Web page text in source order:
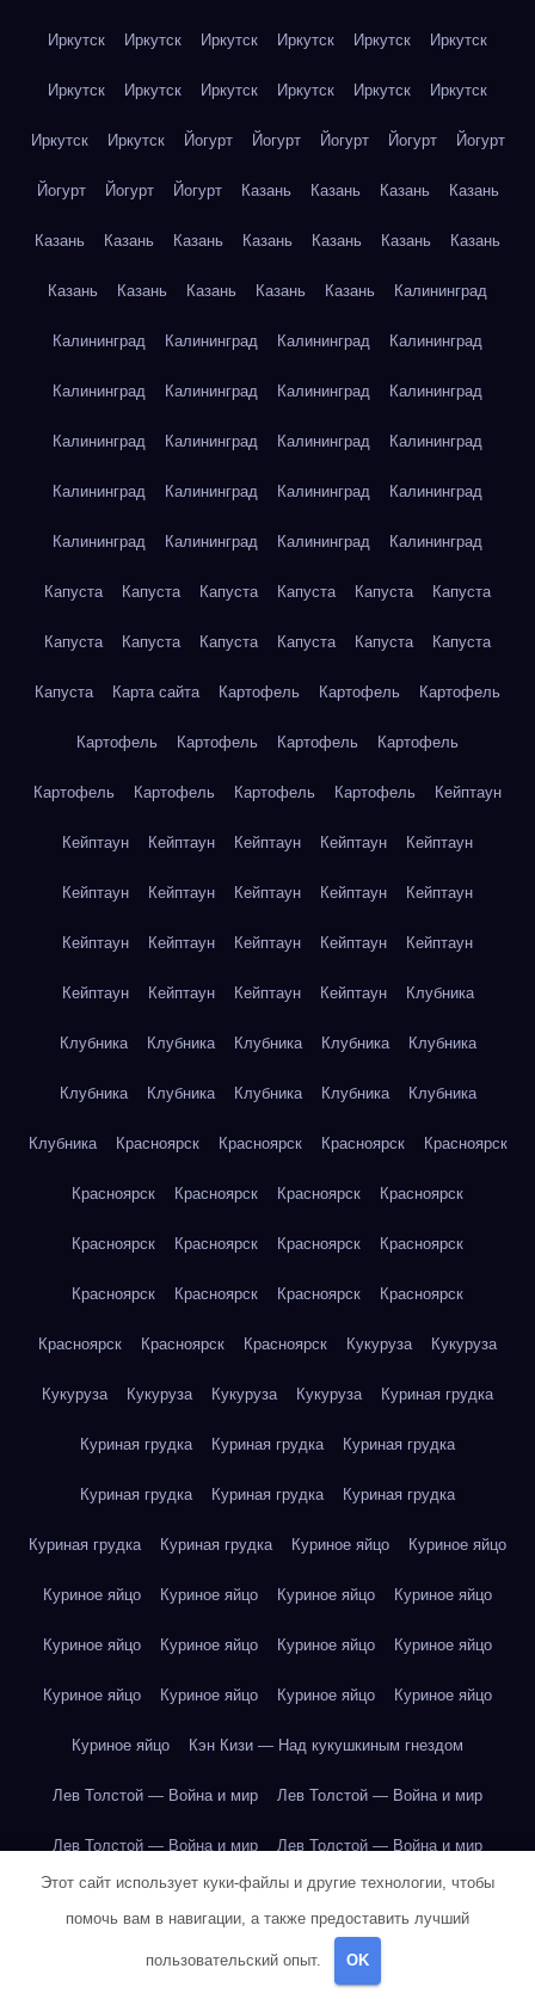
Иркутск Иркутск Иркутск Иркутск Иркутск Иркутск
Иркутск Иркутск Иркутск Иркутск Иркутск Иркутск
Иркутск Иркутск Йогурт Йогурт Йогурт Йогурт Йогурт
Йогурт Йогурт Йогурт Казань Казань Казань Казань
Казань Казань Казань Казань Казань Казань Казань
Казань Казань Казань Казань Казань Калининград
Калининград Калининград Калининград Калининград
Калининград Калининград Калининград Калининград
Калининград Калининград Калининград Калининград
Калининград Калининград Калининград Калининград
Калининград Калининград Калининград Калининград
Капуста Капуста Капуста Капуста Капуста Капуста
Капуста Капуста Капуста Капуста Капуста Капуста
Капуста Карта сайта Картофель Картофель Картофель
Картофель Картофель Картофель Картофель
Картофель Картофель Картофель Картофель Кейптаун
Кейптаун Кейптаун Кейптаун Кейптаун Кейптаун
Кейптаун Кейптаун Кейптаун Кейптаун Кейптаун
Кейптаун Кейптаун Кейптаун Кейптаун Кейптаун
Кейптаун Кейптаун Кейптаун Кейптаун Клубника
Клубника Клубника Клубника Клубника Клубника
Клубника Клубника Клубника Клубника Клубника
Клубника Красноярск Красноярск Красноярск Красноярск
Красноярск Красноярск Красноярск Красноярск
Красноярск Красноярск Красноярск Красноярск
Красноярск Красноярск Красноярск Красноярск
Красноярск Красноярск Красноярск Кукуруза Кукуруза
Кукуруза Кукуруза Кукуруза Кукуруза Куриная грудка
Куриная грудка Куриная грудка Куриная грудка
Куриная грудка Куриная грудка Куриная грудка
Куриная грудка Куриная грудка Куриное яйцо Куриное яйцо
Куриное яйцо Куриное яйцо Куриное яйцо Куриное яйцо
Куриное яйцо Куриное яйцо Куриное яйцо Куриное яйцо
Куриное яйцо Куриное яйцо Куриное яйцо Куриное яйцо
Куриное яйцо Кэн Кизи — Над кукушкиным гнездом
Лев Толстой — Война и мир Лев Толстой — Война и мир
Лев Толстой — Война и мир Лев Толстой — Война и мир
Лев Толстой — Война и мир Лев Толстой — Война и мир
Лев Толстой — Война и мир
Этот сайт использует куки-файлы и другие технологии, чтобы
помочь вам в навигации, а также предоставить лучший
пользовательский опыт. OK